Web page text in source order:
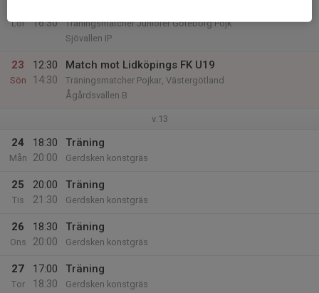
Lör
16:30
Träningsmatcher Juniorer Göteborg Pojk
Sjövallen IP
23
Sön
12:30
14:30
Match mot Lidköpings FK U19
Träningsmatcher Pojkar, Västergötland
Ågårdsvallen B
v.13
24
Mån
18:30
20:00
Träning
Gerdsken konstgräs
25
Tis
20:00
21:30
Träning
Gerdsken konstgräs
26
Ons
18:30
20:00
Träning
Gerdsken konstgräs
27
Tor
17:00
18:30
Träning
Gerdsken konstgräs